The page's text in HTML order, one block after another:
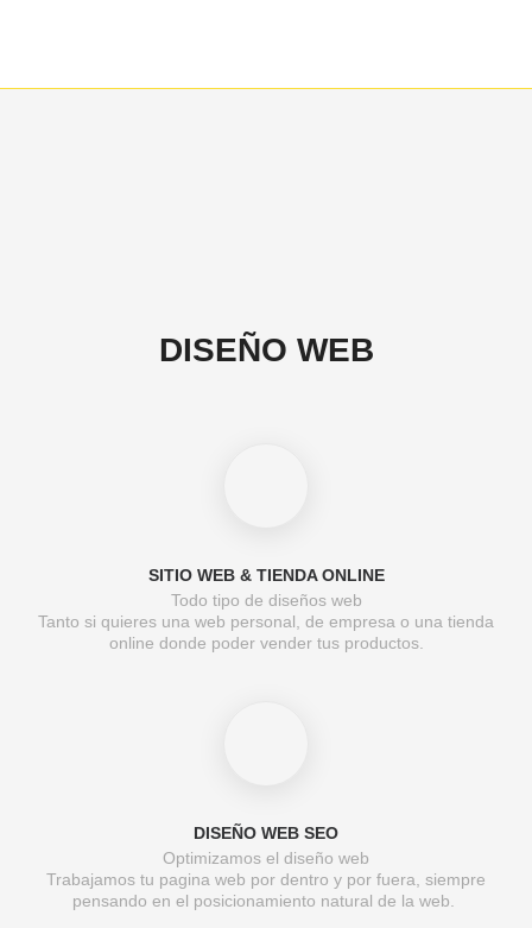
DISEÑO WEB
SITIO WEB & TIENDA ONLINE
Todo tipo de diseños web
Tanto si quieres una web personal, de empresa o una tienda
online donde poder vender tus productos.
DISEÑO WEB SEO
Optimizamos el diseño web
Trabajamos tu pagina web por dentro y por fuera, siempre
pensando en el posicionamiento natural de la web.